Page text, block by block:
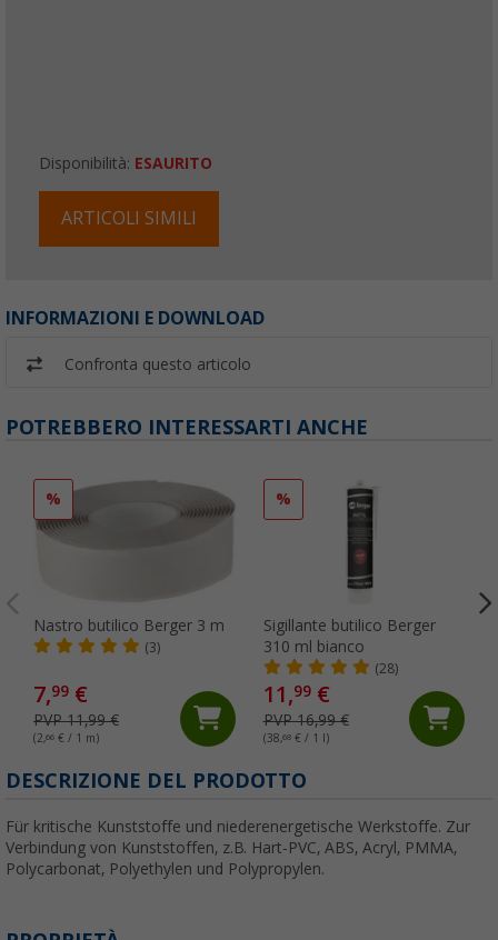
Disponibilità: ESAURITO
ARTICOLI SIMILI
INFORMAZIONI E DOWNLOAD
Confronta questo articolo
POTREBBERO INTERESSARTI ANCHE
%
Nastro butilico Berger 3 m
(3)
7,99 €
PVP 11,99 €
(2,66 € / 1 m)
%
Sigillante butilico Berger
310 ml bianco
(28)
11,99€
PVP 16,99 €
(38,68€ / 1 l)
DESCRIZIONE DEL PRODOTTO
Für kritische Kunststoffe und niederenergetische Werkstoffe. Zur
Verbindung von Kunststoffen, z.B. Hart-PVC, ABS, Acryl, PMMA,
Polycarbonat, Polyethylen und Polypropylen.